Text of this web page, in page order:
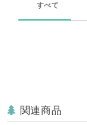
すべて
関連商品